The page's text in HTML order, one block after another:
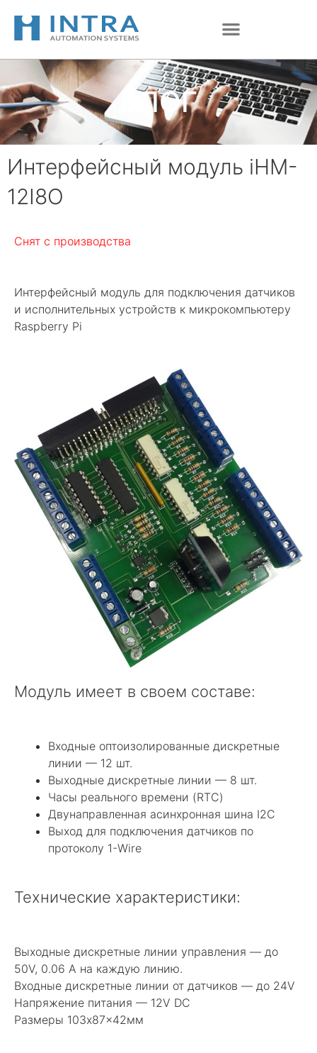
содержимому
БЛОГ
Интерфейсный модуль iHM-
12I8O
Снят с производства
Интерфейсный модуль для подключения датчиков
и исполнительных устройств к микрокомпьютеру
Raspberry Pi
Модуль имеет в своем составе:
Входные оптоизолированные дискретные
линии — 12 шт.
Выходные дискретные линии — 8 шт.
Часы реального времени (RTC)
Двунаправленная асинхронная шина I2C
Выход для подключения датчиков по
протоколу 1-Wire
Технические характеристики:
Выходные дискретные линии управления — до
50V, 0.06 А на каждую линию.
Входные дискретные линии от датчиков — до 24V
Напряжение питания — 12V DC
Размеры 103x87x42мм